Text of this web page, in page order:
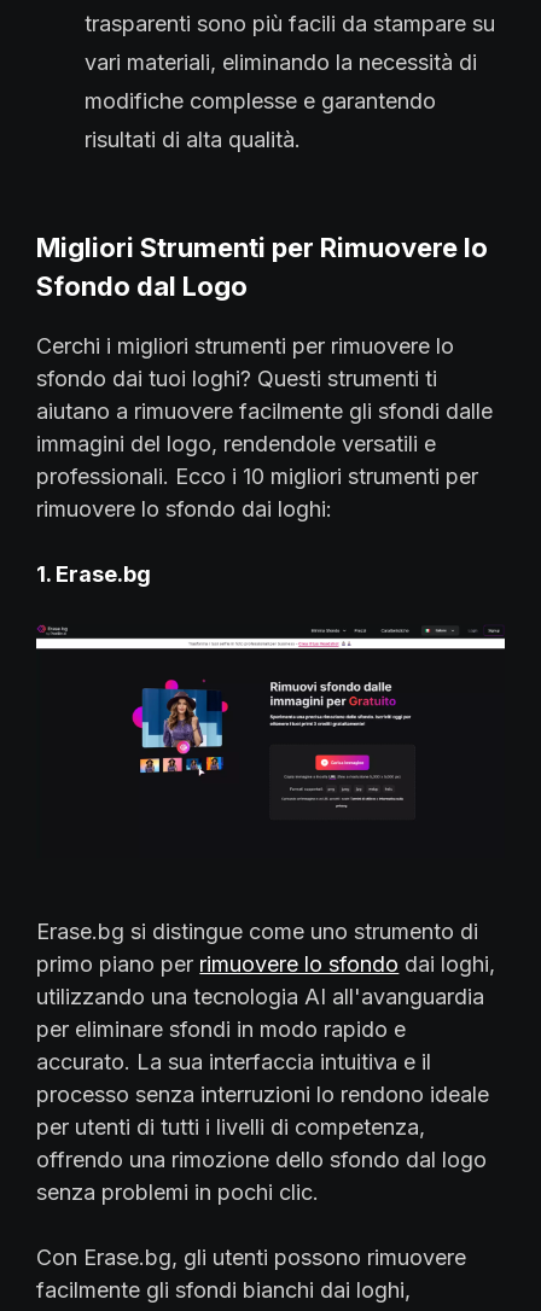
trasparenti sono più facili da stampare su
vari materiali, eliminando la necessità di
modifiche complesse e garantendo
risultati di alta qualità.
Migliori Strumenti per Rimuovere lo
Sfondo dal Logo
Cerchi i migliori strumenti per rimuovere lo
sfondo dai tuoi loghi? Questi strumenti ti
aiutano a rimuovere facilmente gli sfondi dalle
immagini del logo, rendendole versatili e
professionali. Ecco i 10 migliori strumenti per
rimuovere lo sfondo dai loghi:
1. Erase.bg
Erase.bg si distingue come uno strumento di
primo piano per rimuovere lo sfondo dai loghi,
utilizzando una tecnologia AI all'avanguardia
per eliminare sfondi in modo rapido e
accurato. La sua interfaccia intuitiva e il
processo senza interruzioni lo rendono ideale
per utenti di tutti i livelli di competenza,
offrendo una rimozione dello sfondo dal logo
senza problemi in pochi clic.
Con Erase.bg, gli utenti possono rimuovere
facilmente gli sfondi bianchi dai loghi,